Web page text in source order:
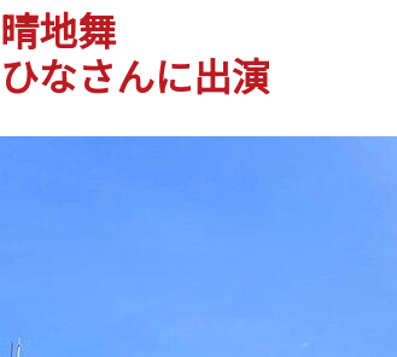
地舞
なさんに出演